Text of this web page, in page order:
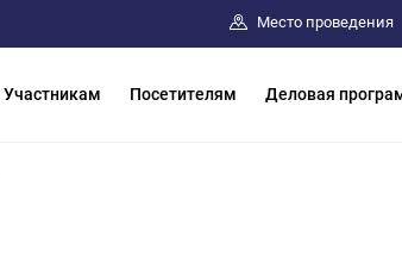
Место проведения
Участникам Посетителям Деловая